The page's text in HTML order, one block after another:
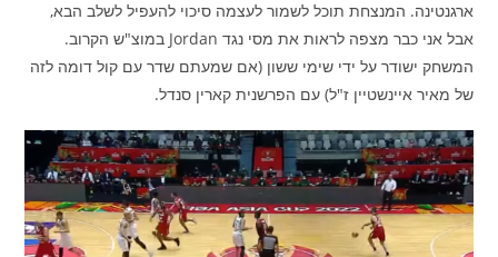
ארגנטינה. המנצחת תוכל לשמור לעצמה סיכוי להעפיל לשלב הבא,
אבל אני כבר מצפה לראות את מסי נגד Jordan במוצ"ש הקרוב.
המשחק ישודר על ידי שימי ששון (אם שמעתם שדר עם קול דומה לזה
של מאיר איינשטיין ז"ל) עם הפרשנית קארין סנדל.